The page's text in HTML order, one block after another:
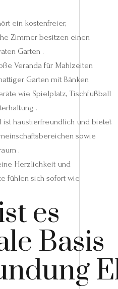
ein kostenfreier,
Zimmer besitzen einen
Garten .
Veranda für Mahlzeiten
Garten mit Bänken
wie Spielplatz, Tischfußball
.
ist haustierfreundlich und bietet
sowie
.
Herzlichkeit und
fühlen sich sofort wie
es
Basis